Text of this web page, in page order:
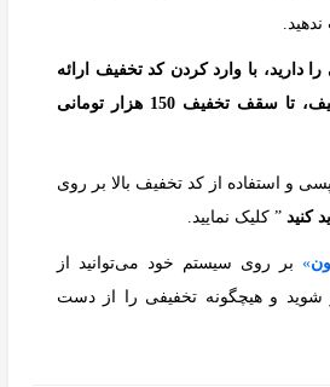
دارید، با وارد کردن کد تخفیف ارائه
شده از 10 درصد تخفیف، تا سقف تخفیف 150 هزار تومانی
و استفاده از کد تخفیف بالا بر روی
کنید ” کلیک نمایید.
» بر روی سیستم خود می‌توانید از
شوید و هیچگونه تخفیفی را از دست